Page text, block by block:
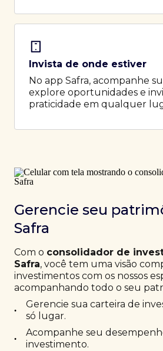
Invista de onde estiver
No app Safra, acompanhe
explore oportunidades e
praticidade em qualquer
Gerencie seu
Safra
Com o consolidador de
Safra, você tem uma visão
investimentos com os nossos
acompanhando todo o seu
•
Gerencie sua carteira de
só lugar.
•
Acompanhe seu
investimento.